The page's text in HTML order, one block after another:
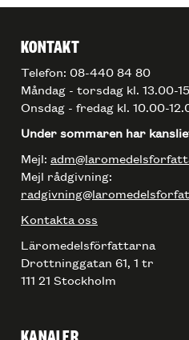
KONTAKT
Telefon: 08-440 84 80
Måndag - torsdag kl. 13.00-
Onsdag - fredag kl. 10.00-
Under sommaren har
Mejl:
Mejl rådgivning:
Kontakta oss
Läromedelsförfattarna
Drottninggatan 61, 1 tr
111 21 Stockholm
KANALER